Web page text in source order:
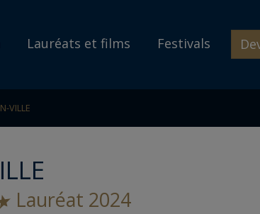
Lauréats et films Festivals
VILLE
Lauréat 2024